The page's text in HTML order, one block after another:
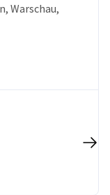
Warschau,